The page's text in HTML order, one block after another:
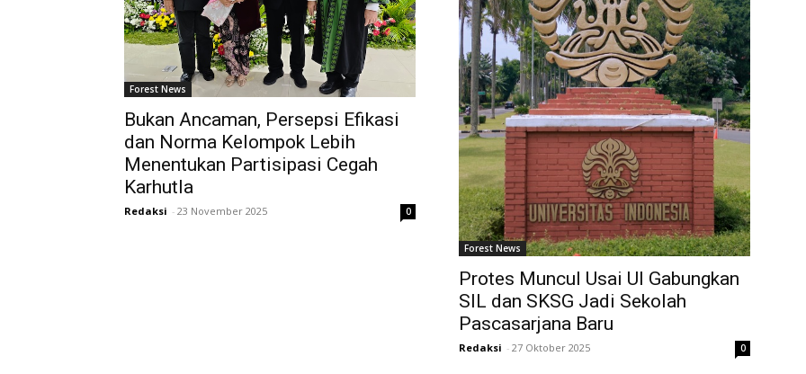
Forest News
Bukan Ancaman, Persepsi Efikasi
dan Norma Kelompok Lebih
Menentukan Partisipasi Cegah
Karhutla
Redaksi - 23 November 2025 0
Forest News
Protes Muncul Usai UI Gabungkan
SIL dan SKSG Jadi Sekolah
Pascasarjana Baru
Redaksi - 27 Oktober 2025 0